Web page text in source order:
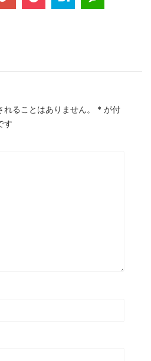
ることはありません。 * が付
す